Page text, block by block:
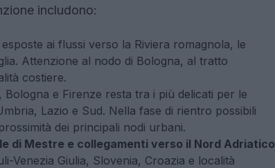
includono:
ai flussi verso la Riviera romagnola, le
Attenzione al nodo di Bologna, al tratto
costiere.
e Firenze resta tra i più delicati per le
Lazio e Sud. Nella fase di rientro possibili
dei principali nodi urbani.
di Mestre e collegamenti verso il Nord Adriatico
Venezia Giulia, Slovenia, Croazia e località